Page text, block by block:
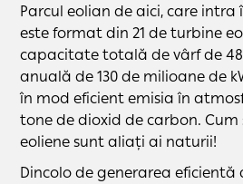
Parcul eolian de aici, care intra
este format din 21 de turbine
capacitate totală de vârf de
anuală de 130 de milioane de
în mod eficient emisia în
tone de dioxid de carbon.
eoliene sunt aliați ai naturii!
Dincolo de generarea eficientă